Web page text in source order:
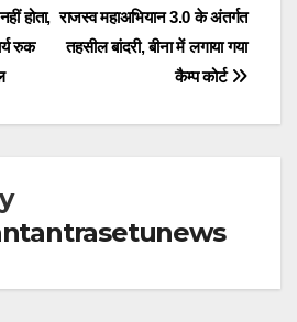
राजस्व महाअभियान 3.0 के अंतर्गत
तहसील बांदरी, बीना में लगाया गया
कैम्प कोर्ट
होता,
रुक